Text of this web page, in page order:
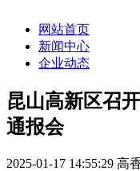
网站首页
新闻中心
企业动态
昆山高新区召
通报会
2025-01-17 14:55:29 高